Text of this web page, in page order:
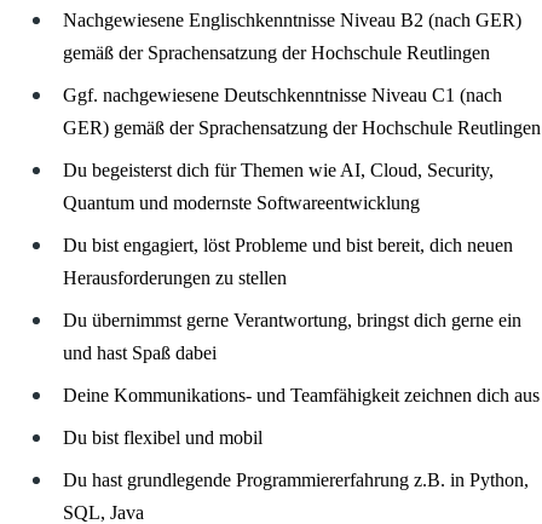
Nachgewiesene Englischkenntnisse Niveau B2 (nach GER)
gemäß der Sprachensatzung der Hochschule Reutlingen
Ggf. nachgewiesene Deutschkenntnisse Niveau C1 (nach
GER) gemäß der Sprachensatzung der Hochschule Reutlingen
Du begeisterst dich für Themen wie AI, Cloud, Security,
Quantum und modernste Softwareentwicklung
Du bist engagiert, löst Probleme und bist bereit, dich neuen
Herausforderungen zu stellen
Du übernimmst gerne Verantwortung, bringst dich gerne ein
und hast Spaß dabei
Deine Kommunikations- und Teamfähigkeit zeichnen dich aus
Du bist flexibel und mobil
Du hast grundlegende Programmiererfahrung z.B. in Python,
SQL, Java